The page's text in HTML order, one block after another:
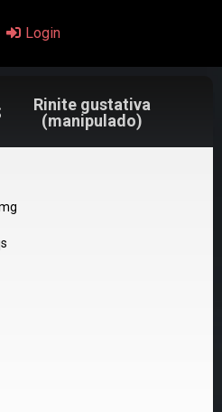
Login
Rinite gustativa
(manipulado)